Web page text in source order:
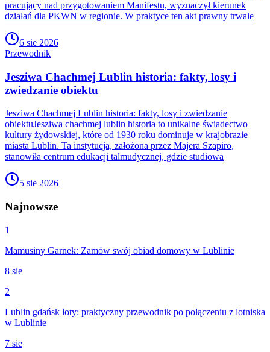
pracujący nad przygotowaniem Manifestu, wyznaczył kierunek
działań dla PKWN w regionie. W praktyce ten akt prawny trwale
6 sie 2026
Przewodnik
Jesziwa Chachmej Lublin historia: fakty, losy i
zwiedzanie obiektu
Jesziwa Chachmej Lublin historia: fakty, losy i zwiedzanie
obiektuJesziwa chachmej lublin historia to unikalne świadectwo
kultury żydowskiej, które od 1930 roku dominuje w krajobrazie
miasta Lublin. Ta instytucja, założona przez Majera Szapiro,
stanowiła centrum edukacji talmudycznej, gdzie studiowa
5 sie 2026
Najnowsze
1
Mamusiny Garnek: Zamów swój obiad domowy w Lublinie
8 sie
2
Lublin gdańsk loty: praktyczny przewodnik po połączeniu z lotniska
w Lublinie
7 sie